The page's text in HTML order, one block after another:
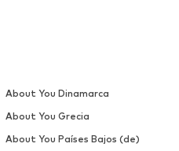
About You Dinamarca
About You Grecia
About You Países Bajos (de)